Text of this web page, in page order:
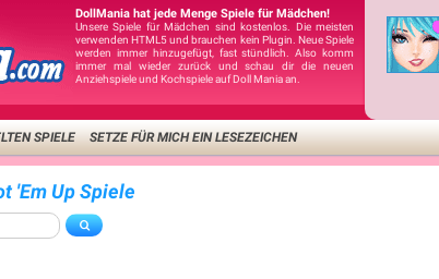
DollMania hat jede Menge Spiele für Mädchen!
Unsere Spiele für Mädchen sind kostenlos. Die meisten
verwenden HTML5 und brauchen kein Plugin. Neue Spiele
werden immer hinzugefügt, fast stündlich. Also komm
immer mal wieder zurück und schau dir die neuen
Anziehspiele und Kochspiele auf Doll Mania an.
SPIELE SETZE FÜR MICH EIN LESEZEICHEN
'Em Up Spiele